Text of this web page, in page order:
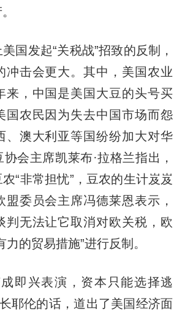
发起“关税战”招致的反制，
冲击会更大。其中，美国农业
来，中国是美国大豆的头号买
国农民因为失去中国市场而怨
、澳大利亚等国纷纷加大对华
会主席凯莱布·拉格兰指出，
“非常担忧”，豆农的生计岌岌
盟委员会主席冯德莱恩表示，
判无法让它取消对欧关税，欧
力的贸易措施”进行反制。
兴表演，资本只能选择逃
耶伦的话，道出了美国经济面